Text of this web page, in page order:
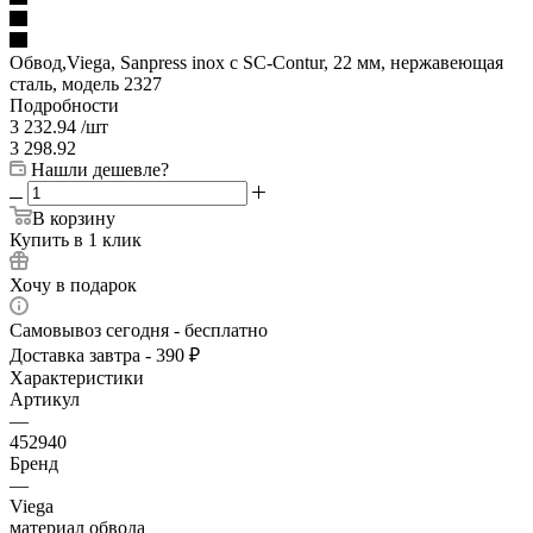
Обвод,Viega, Sanpress inox с SC-Contur, 22 мм, нержавеющая
сталь, модель 2327
Подробности
3 232.94 /шт
3 298.92
Нашли дешевле?
В корзину
Купить в 1 клик
Хочу в подарок
Самовывоз сегодня - бесплатно
Доставка завтра - 390 ₽
Характеристики
Артикул
—
452940
Бренд
—
Viega
материал обвода